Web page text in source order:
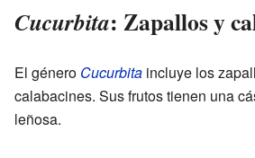
Cucurbita: Zapallos y
El género Cucurbita incluye los
calabacines. Sus frutos tienen una
leñosa.